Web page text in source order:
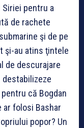
pentru a
de rachete
şi de pe
şi-au atins ţintele
de descurajare
că Bogdan
ar folosi Bashar
popor? Un